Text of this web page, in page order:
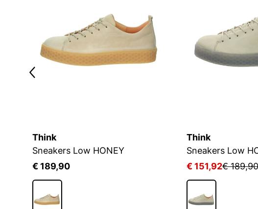
Think
Sneakers Low HONEY
€ 189,90
Think
Sneakers Low
€ 151,92€ 189,90